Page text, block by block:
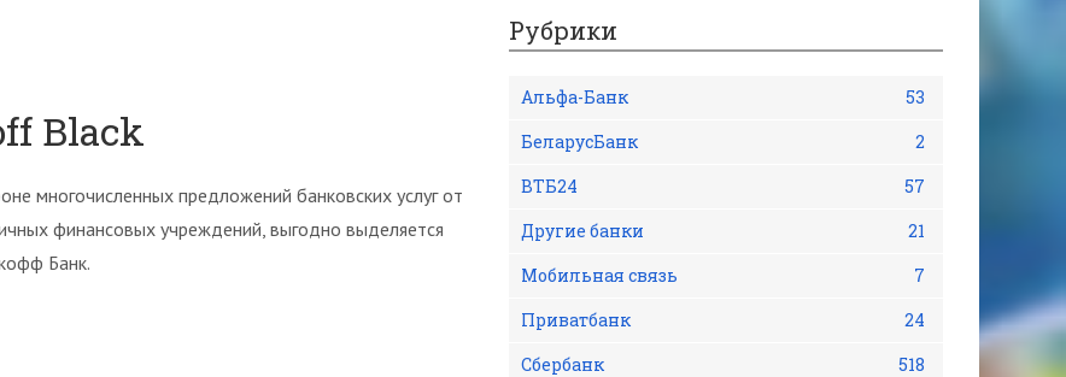
Black
многочисленных предложений банковских услуг от
финансовых учреждений, выгодно выделяется
Банк.
Рубрики
Альфа-Банк
53
БеларусБанк
2
ВТБ24
57
Другие банки
21
Мобильная связь
7
Приватбанк
24
Сбербанк
518